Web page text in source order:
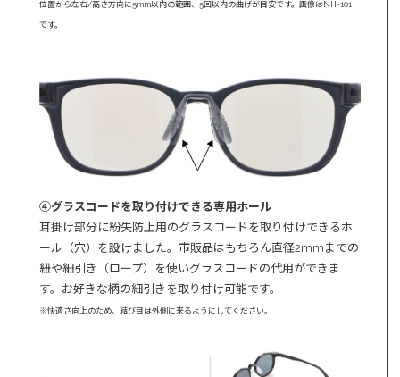
位置から左右/高さ方向に5mm以内の範囲、5回以内の曲げが目安です。画像はNH-101
です。
④グラスコードを取り付けできる専用ホール
耳掛け部分に紛失防止用のグラスコードを取り付けできるホ
ール（穴）を設けました。市販品はもちろん直径2mmまでの
紐や細引き（ロープ）を使いグラスコードの代用ができま
す。お好きな柄の細引きを取り付け可能です。
※快適さ向上のため、結び目は外側に来るようにしてください。